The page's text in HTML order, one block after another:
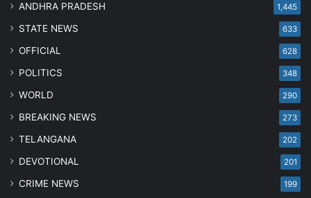
ANDHRA PRADESH 1,445
STATE NEWS 633
OFFICIAL 628
POLITICS 348
WORLD 290
BREAKING NEWS 273
TELANGANA 202
DEVOTIONAL 201
CRIME NEWS 199